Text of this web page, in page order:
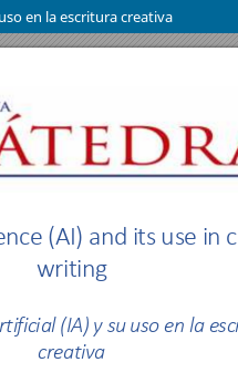
en la escritura creativa